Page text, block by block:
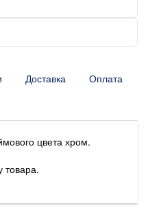
Доставка Оплата
цвета хром.
товара.